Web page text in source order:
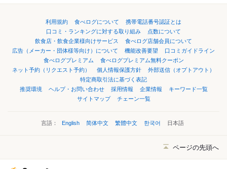
利用規約 食べログについて
携帯電話番号認証とは
口コミ・ランキングに対する取り組み
点数について
飲食店・飲食企業様向けサービス
食べログ店舗会員について
広告（メーカー・団体様等向け）について
機能改善要望
口コミガイドライン
食べログプレミアム
食べログプレミアム無料クーポン
ネット予約（リクエスト予約）
個人情報保護方針
外部送信（オプトアウト）
特定商取引法に基づく表記
推奨環境
ヘルプ・お問い合わせ 採用情報 企業情報
キーワード一覧
サイトマップ
チェーン一覧
言語： English 简体中文 繁體中文 한국어 日本語
ページの先頭へ